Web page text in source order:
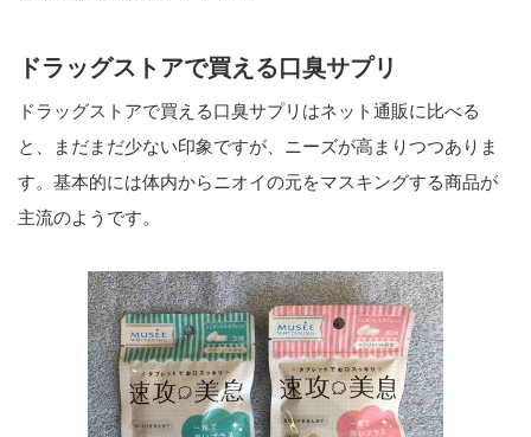
ドラッグストアで買える口臭サプリ
ドラッグストアで買える口臭サプリはネット通販に比べる
と、まだまだ少ない印象ですが、ニーズが高まりつつありま
す。基本的には体内からニオイの元をマスキングする商品が
主流のようです。